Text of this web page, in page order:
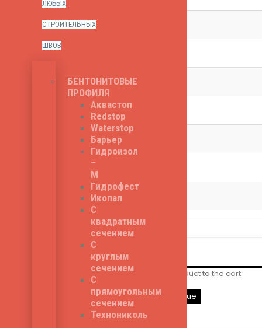
ЛЮБЫХ
СТРОИТЕЛЬНЫХ
ШВОВ
БЕНТОНИТОВЫЕ
ПРОФИЛЯ
Аквастоп
Redstop
Waterstop
Барьер
Гидроизол
–
М
Гидрофест
Икопал
С
квадратным
сечением
С
круглым
сечением
С
прямоугольным
сечением
Технониколь
Температура хрупкости
Тип
Стойкость к температурам
Сопротивление раздиру, кН
Применение
Производитель
Related Products
You've just added this product to the cart:
Go to cart page Continue
Read More